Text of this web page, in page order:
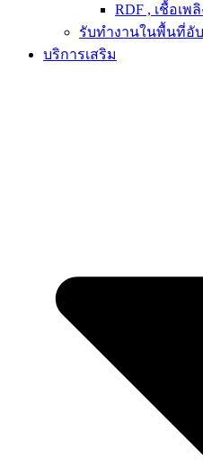
RDF , เชื้อเพ
รับทำงานในพื้นที่อั
บริการเสริม